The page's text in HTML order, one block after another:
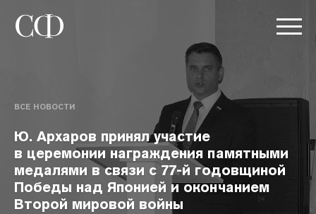
ВСЕ НОВОСТИ
Ю. Архаров принял участие
в церемонии награждения памятными
медалями в связи с 77-й годовщиной
Победы над Японией и окончанием
Второй мировой войны